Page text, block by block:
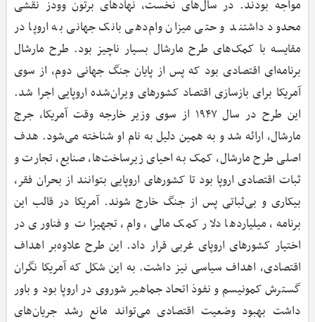
مواجه بودند. در سال‌های نخست، نهادهای برتون وودز نقشی
محدود داشتند و حتی میزان وام‌دهی بانک جهانی به اروپا در
مقایسه با کمک‌های طرح مارشال بسیار ناچیز بود. طرح مارشال
برنامه‌ای اقتصادی بود که پس از پایان جنگ جهانی دوم، از سوی
آمریکا برای بازسازی اقتصاد کشورهای ویران‌شده اروپایی اجرا شد.
این طرح در سال ۱۹۴۷ از سوی وزیر خارجه وقت آمریکا، جرج
مارشال، ارائه شد و به همین دلیل به نام او شناخته می‌شود. هدف
اصلی طرح مارشال، کمک به احیای زیرساخت‌ها، صنایع، تجارت و
ثبات اقتصادی اروپا بود تا کشورهای اروپایی بتوانند از بحران فقر،
بیکاری و بی‌ثباتی پس از جنگ خارج شوند. آمریکا در قالب این
برنامه، میلیاردها دلار کمک مالی، وام، تجهیزات و فناوری در
اختیار کشورهای اروپای غربی قرار داد. این طرح علاوه‌بر اهداف
اقتصادی، اهداف سیاسی نیز داشت. به این شکل که آمریکا نگران
گسترش کمونیسم و نفوذ اتحاد جماهیر شوروی در اروپا بود و باور
داشت بهبود وضعیت اقتصادی می‌تواند مانع رشد جریان‌های